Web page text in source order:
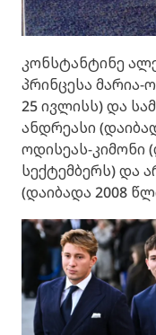
კონსტანტინე
პრინცესა მარია-
25 ივლისს) და
ანდრეასი
ოდისეას-კიმონი
სექტემბერს) და
(დაიბადა 2008